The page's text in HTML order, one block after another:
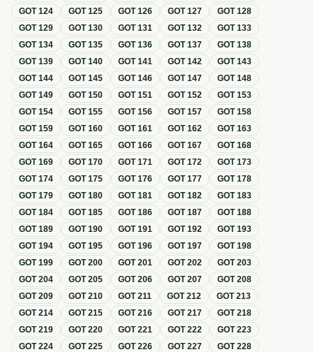
GOT124 GOT125 GOT126 GOT127 GOT128
GOT129 GOT130 GOT131 GOT132 GOT133
GOT134 GOT135 GOT136 GOT137 GOT138
GOT139 GOT140 GOT141 GOT142 GOT143
GOT144 GOT145 GOT146 GOT147 GOT148
GOT149 GOT150 GOT151 GOT152 GOT153
GOT154 GOT155 GOT156 GOT157 GOT158
GOT159 GOT160 GOT161 GOT162 GOT163
GOT164 GOT165 GOT166 GOT167 GOT168
GOT169 GOT170 GOT171 GOT172 GOT173
GOT174 GOT175 GOT176 GOT177 GOT178
GOT179 GOT180 GOT181 GOT182 GOT183
GOT184 GOT185 GOT186 GOT187 GOT188
GOT189 GOT190 GOT191 GOT192 GOT193
GOT194 GOT195 GOT196 GOT197 GOT198
GOT199 GOT200 GOT201 GOT202 GOT203
GOT204 GOT205 GOT206 GOT207 GOT208
GOT209 GOT210 GOT211 GOT212 GOT213
GOT214 GOT215 GOT216 GOT217 GOT218
GOT219 GOT220 GOT221 GOT222 GOT223
GOT224 GOT225 GOT226 GOT227 GOT228